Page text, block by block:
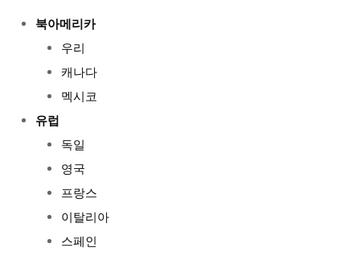
북아메리카
우리
캐나다
멕시코
유럽
독일
영국
프랑스
이탈리아
스페인